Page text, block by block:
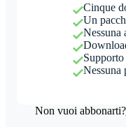
Cinque
Un
Nessuna
Nessuna
Non vuoi abbonarti?